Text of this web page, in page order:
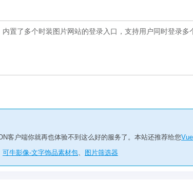
了多个时装图片网站的登录入口，支持用户同时登录多
客户端你就再也体验不到这么好的服务了。本站还推荐给您
可牛影像-文字饰品素材包、 图片筛选器